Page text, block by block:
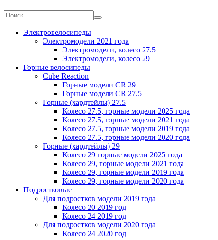
Электровелосипеды
Электромодели 2021 года
Электромодели, колесо 27.5
Электромодели, колесо 29
Горные велосипеды
Cube Reaction
Горные модели CR 29
Горные модели CR 27.5
Горные (хардтейлы) 27.5
Колесо 27.5, горные модели 2025 года
Колесо 27.5, горные модели 2021 года
Колесо 27.5, горные модели 2019 года
Колесо 27.5, горные модели 2020 года
Горные (хардтейлы) 29
Колесо 29 горные модели 2025 года
Колесо 29, горные модели 2021 года
Колесо 29, горные модели 2019 года
Колесо 29, горные модели 2020 года
Подростковые
Для подростков модели 2019 года
Колесо 20 2019 год
Колесо 24 2019 год
Для подростков модели 2020 года
Колесо 24 2020 год